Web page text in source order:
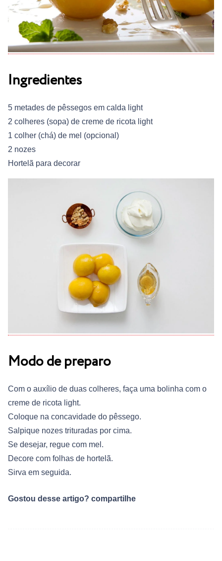
Ingredientes
5 metades de pêssegos em calda light
2 colheres (sopa) de creme de ricota light
1 colher (chá) de mel (opcional)
2 nozes
Hortelã para decorar
Modo de preparo
Com o auxílio de duas colheres, faça uma bolinha com o
creme de ricota light.
Coloque na concavidade do pêssego.
Salpique nozes trituradas por cima.
Se desejar, regue com mel.
Decore com folhas de hortelã.
Sirva em seguida.
Gostou desse artigo? compartilhe